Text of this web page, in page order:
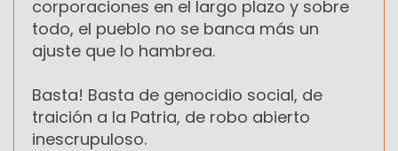
corporaciones en el largo plazo y sobre
todo, el pueblo no se banca más un
ajuste que lo hambrea.
Basta! Basta de genocidio social, de
traición a la Patria, de robo abierto
inescrupuloso.